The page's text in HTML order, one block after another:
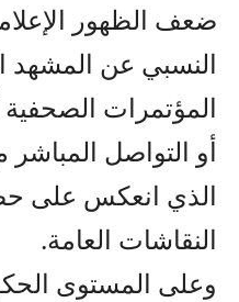
ضعف الظهور
النسبي عن المشهد
المؤتمرات الصحفية
أو التواصل المباشر
الذي انعكس على
النقاشات العامة.
وعلى المستوى